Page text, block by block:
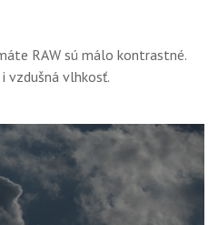
RAW sú málo kontrastné.
vzdušná vlhkosť.